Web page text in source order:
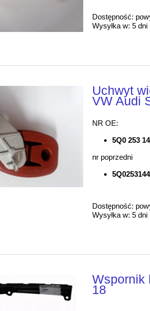
Dostępność:
Wysyłka w: 5 dni
Uchwyt
VW Audi
NR OE:
5Q0 253
nr poprzedni
Dostępność:
Wysyłka w: 5 dni
Wspornik
18